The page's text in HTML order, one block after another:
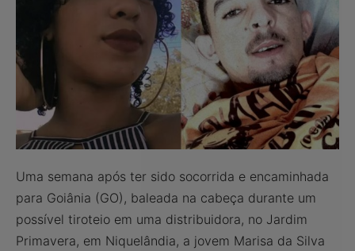
Uma semana após ter sido socorrida e encaminhada
para Goiânia (GO), baleada na cabeça durante um
possível tiroteio em uma distribuidora, no Jardim
Primavera, em Niquelândia, a jovem Marisa da Silva